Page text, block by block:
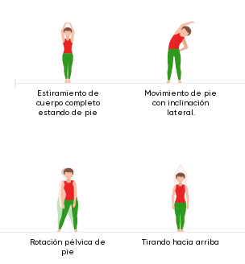
Estiramiento de
cuerpo completo
estando de pie
Movimiento de pie
con inclinación
lateral.
Rotación pélvica de
pie
Tirando hacia arriba